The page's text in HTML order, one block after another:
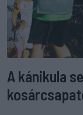
A kánikula